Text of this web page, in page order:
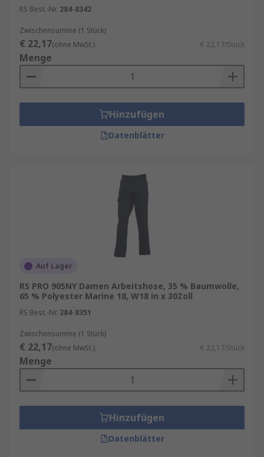
RS Best.-Nr. 284-8342
Zwischensumme (1 Stück)
€ 22,17(ohne MwSt.) € 22,17/Stück
Menge
Hinzufügen
Datenblätter
Auf Lager
RS PRO 905NY Damen Arbeitshose, 35 % Baumwolle,
65 % Polyester Marine 18, W18 in x 30Zoll
RS Best.-Nr. 284-8351
Zwischensumme (1 Stück)
€ 22,17(ohne MwSt.) € 22,17/Stück
Menge
Hinzufügen
Datenblätter